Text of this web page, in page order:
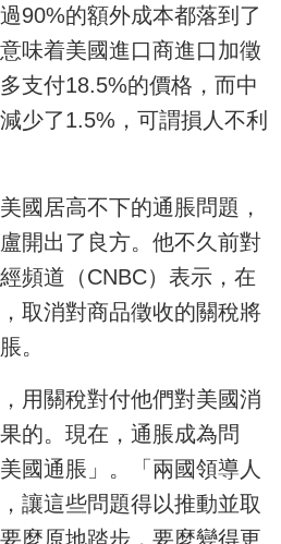
90%的額外成本都落到了
味着美國進口商進口加徵
支付18.5%的價格，而中
少了1.5%，可謂損人不利
國居高不下的通脹問題，
開出了良方。他不久前對
頻道（CNBC）表示，在
取消對商品徵收的關稅將
。
用關稅對付他們對美國消
的。現在，通脹成為問
國通脹」。「兩國領導人
讓這些問題得以推動並取
麼原地踏步，要麼變得更